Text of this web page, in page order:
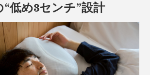
ますます、体がこわばりやすくな
チ）枕』を試してください。
低め3センチ”設計